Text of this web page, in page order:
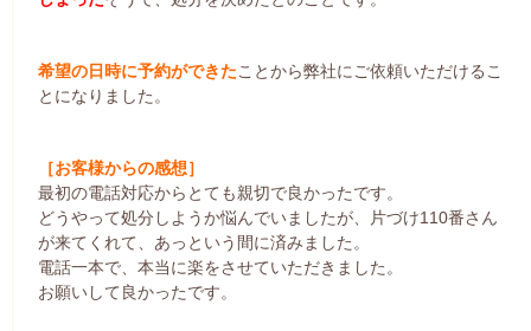
希望の日時に予約ができたことから弊社にご依頼いただけるこ
とになりました。
［お客様からの感想］
最初の電話対応からとても親切で良かったです。
どうやって処分しようか悩んでいましたが、片づけ110番さん
が来てくれて、あっという間に済みました。
電話一本で、本当に楽をさせていただきました。
お願いして良かったです。